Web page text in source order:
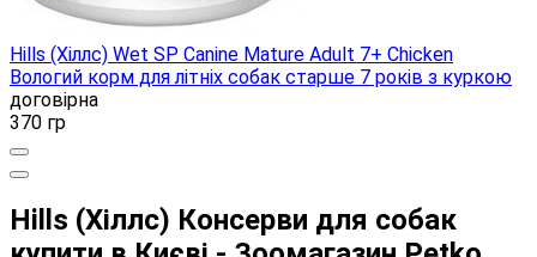
Hills (Хіллс) Wet SP Canine Mature Adult 7+ Chicken
Вологий корм для літніх собак старше 7 років з куркою
договірна
370 гр
Hills (Хіллс) Консерви для собак